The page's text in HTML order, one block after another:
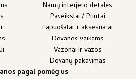
Namų interjero detalės
Paveikslai / Printai
Papuošalai ir aksesuarai
Dovanos vaikams
Vazonai ir vazos
Dovanų pakavimas
pagal pomėgius